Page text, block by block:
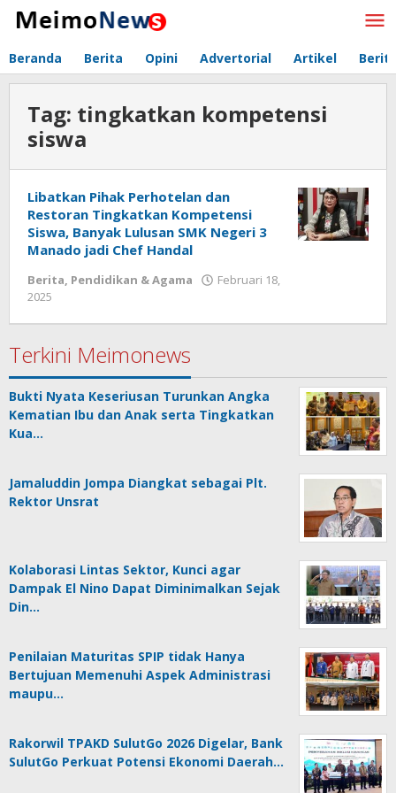
Lewati
Beranda Berita Opini Advertorial Artikel
Tag: tingkatkan kompetensi
siswa
Libatkan Pihak Perhotelan dan
Restoran Tingkatkan Kompetensi
Siswa, Banyak Lulusan SMK Negeri 3
Manado jadi Chef Handal
Berita, Pendidikan & Agama
Februari 18,
2025
Terkini Meimonews
Bukti Nyata Keseriusan Turunkan Angka
Kematian Ibu dan Anak serta Tingkatkan
Kua…
Jamaluddin Jompa Diangkat sebagai Plt.
Rektor Unsrat
Kolaborasi Lintas Sektor, Kunci agar
Dampak El Nino Dapat Diminimalkan Sejak
Din…
Penilaian Maturitas SPIP tidak Hanya
Bertujuan Memenuhi Aspek Administrasi
maupu…
Rakorwil TPAKD SulutGo 2026 Digelar, Bank
SulutGo Perkuat Potensi Ekonomi Daerah…